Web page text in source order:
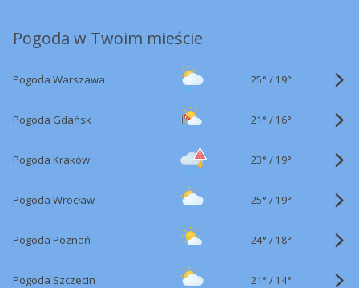
Pogoda w Twoim mieście
Pogoda Warszawa 25° / 19°
Pogoda Gdańsk 21° / 16°
Pogoda Kraków 23° / 19°
Pogoda Wrocław 25° / 19°
Pogoda Poznań 24° / 18°
Pogoda Szczecin 21° / 14°